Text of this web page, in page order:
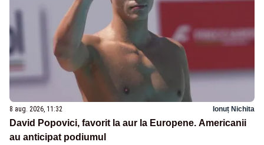
8 aug. 2026, 11:32 Ionuț Nichita
David Popovici, favorit la aur la Europene. Americanii
au anticipat podiumul